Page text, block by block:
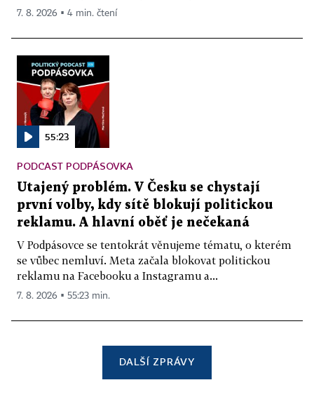
7. 8. 2026 ▪ 4 min. čtení
55:23
PODCAST PODPÁSOVKA
Utajený problém. V Česku se chystají
první volby, kdy sítě blokují politickou
reklamu. A hlavní oběť je nečekaná
V Podpásovce se tentokrát věnujeme tématu, o kterém
se vůbec nemluví. Meta začala blokovat politickou
reklamu na Facebooku a Instagramu a...
7. 8. 2026 ▪ 55:23 min.
DALŠÍ ZPRÁVY